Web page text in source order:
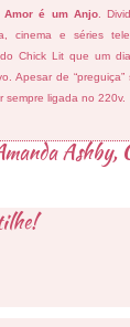
Amor é um Anjo.
cinema e séries
Chick Lit que um
Apesar de
sempre ligada no 220v.
Ashby,